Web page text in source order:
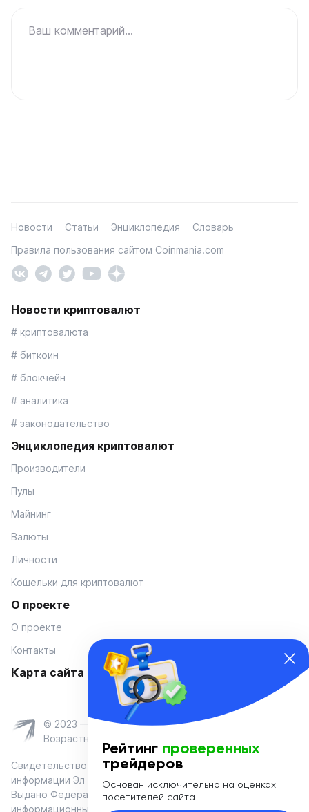
Ваш комментарий...
Новости Статьи Энциклопедия
Словарь
Правила пользования сайтом Coinmania.com
Новости криптовалют
# криптовалюта
# биткоин
# блокчейн
# аналитика
# законодательство
Энциклопедия криптовалют
Производители
Пулы
Майнинг
Валюты
Личности
Кошельки для криптовалют
О проекте
О проекте
Контакты
Карта сайта
© 2023 — Coinmania
Возрастное ограничение 16+
Свидетельство о регистрации средства массовой
информации Эл № ФС 77-74908 от «25» января 2019 г.
Выдано Федеральной службой по надзору в сфере связи,
информационных технологий и массовых коммуникаций
Рейтинг проверенных
трейдеров
Основан исключительно на оценках
посетителей сайта